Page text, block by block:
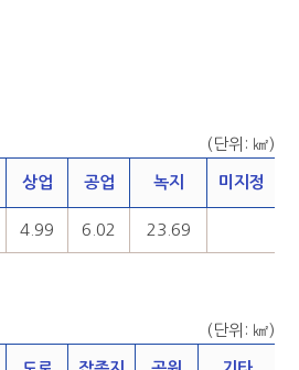
(단위: ㎢)
상업 공업 녹지 미지정
4.99 6.02 23.69
(단위: ㎢)